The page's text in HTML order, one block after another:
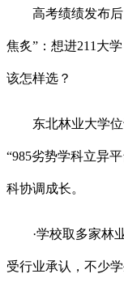
高考绩绩发布后
焦炙”：想进211大
该怎样选？
东北林业大学位
“985劣势学科立异
科协调成长。
·学校取多家林业
受行业承认，不少